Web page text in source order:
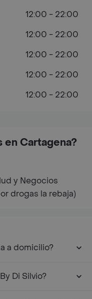
en Cartagena?
y Negocios
drogas la rebaja)
12:00 - 22:00
12:00 - 22:00
12:00 - 22:00
12:00 - 22:00
12:00 - 22:00
a domicilio?
Di Silvio?